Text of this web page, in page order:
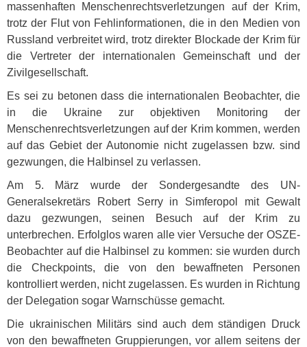
massenhaften Menschenrechtsverletzungen auf der Krim,
trotz der Flut von Fehlinformationen, die in den Medien von
Russland verbreitet wird, trotz direkter Blockade der Krim für
die Vertreter der internationalen Gemeinschaft und der
Zivilgesellschaft.
Es sei zu betonen dass die internationalen Beobachter, die
in die Ukraine zur objektiven Monitoring der
Menschenrechtsverletzungen auf der Krim kommen, werden
auf das Gebiet der Autonomie nicht zugelassen bzw. sind
gezwungen, die Halbinsel zu verlassen.
Am 5. März wurde der Sondergesandte des UN-
Generalsekretärs Robert Serry in Simferopol mit Gewalt
dazu gezwungen, seinen Besuch auf der Krim zu
unterbrechen. Erfolglos waren alle vier Versuche der OSZE-
Beobachter auf die Halbinsel zu kommen: sie wurden durch
die Checkpoints, die von den bewaffneten Personen
kontrolliert werden, nicht zugelassen. Es wurden in Richtung
der Delegation sogar Warnschüsse gemacht.
Die ukrainischen Militärs sind auch dem ständigen Druck
von den bewaffneten Gruppierungen, vor allem seitens der